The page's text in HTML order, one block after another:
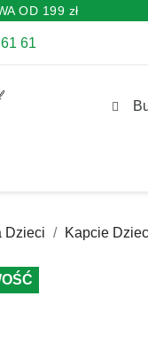
OD 199 zł
61
Dzieci Kapcie